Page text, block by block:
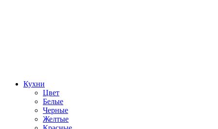
Кухни
Цвет
Белые
Черные
Желтые